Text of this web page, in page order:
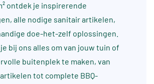
ontdek je inspirerende
alle nodige sanitair artikelen,
doe-het-zelf oplossingen.
bij ons alles om van jouw tuin of
buitenplek te maken, van
tot complete BBQ-